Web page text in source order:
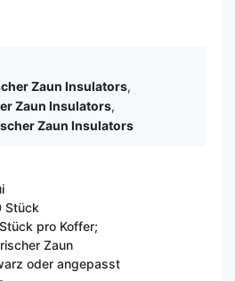
Zaun Insulators,
Zaun Insulators,
Zaun Insulators
Stück
pro Koffer;
Zaun
oder angepasst